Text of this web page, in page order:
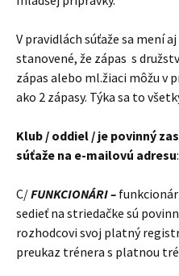
V pravidlách súťaže sa mení
stanovené, že zápas s
zápas alebo ml.žiaci môžu v
ako 2 zápasy. Týka sa to
Klub / oddiel / je povinný
súťaže na e-mailovú adresu:
C/FUNKCIONÁRI –
sedieť na striedačke sú
rozhodcovi svoj platný
preukaz trénera s platnou